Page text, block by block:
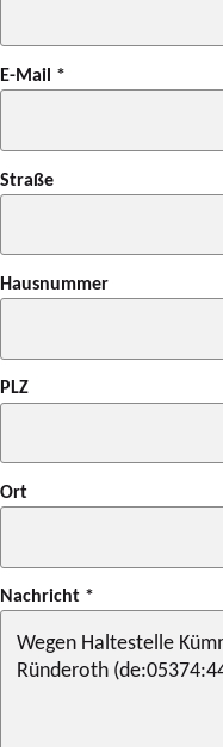
E-Mail *
Straße
Hausnummer
PLZ
Ort
Nachricht *